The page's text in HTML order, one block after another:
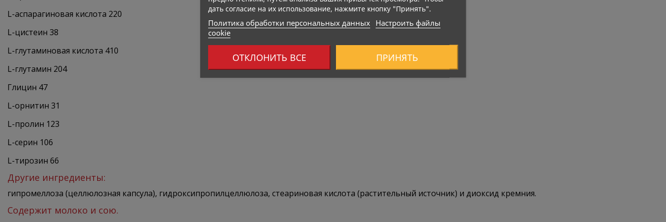
L-аспарагиновая кислота 220
L-цистеин 38
L-глутаминовая кислота 410
L-глутамин 204
Глицин 47
L-орнитин 31
L-пролин 123
L-серин 106
L-тирозин 66
Другие ингредиенты:
гипромеллоза (целлюлозная капсула), гидроксипропилцеллюлоза, стеариновая кислота (растительный источник) и диоксид кремния.
Содержит молоко и сою.
дать согласие на их использование, нажмите кнопку "Принять".
Политика обработки персональных данных
Настроить файлы
cookie
ОТКЛОНИТЬ ВСЕ ПРИНЯТЬ